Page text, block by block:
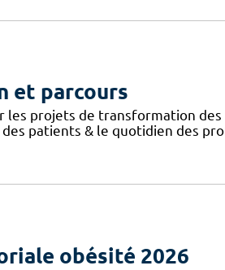
et parcours
les projets de transformation
patients & le quotidien des
obésité 2026